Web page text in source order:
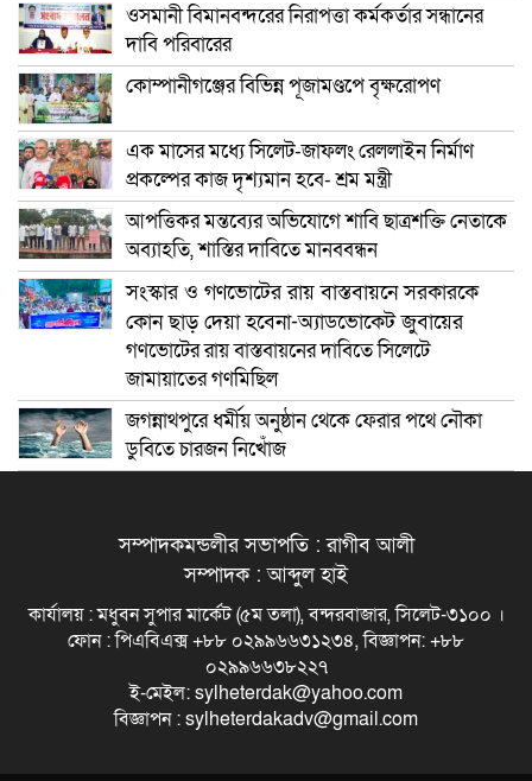
ওসমানী বিমানবন্দরের নিরাপত্তা কর্মকর্তার সন্ধানের
দাবি পরিবারের
কোম্পানীগঞ্জের বিভিন্ন পূজামণ্ডপে বৃক্ষরোপণ
এক মাসের মধ্যে সিলেট-জাফলং রেললাইন নির্মাণ
প্রকল্পের কাজ দৃশ্যমান হবে- শ্রম মন্ত্রী
আপত্তিকর মন্তব্যের অভিযোগে শাবি ছাত্রশক্তি নেতাকে
অব্যাহতি, শাস্তির দাবিতে মানববন্ধন
সংস্কার ও গণভোটের রায় বাস্তবায়নে সরকারকে
কোন ছাড় দেয়া হবেনা-অ্যাডভোকেট জুবায়ের
গণভোটের রায় বাস্তবায়নের দাবিতে সিলেটে
জামায়াতের গণমিছিল
জগন্নাথপুরে ধর্মীয় অনুষ্ঠান থেকে ফেরার পথে নৌকা
ডুবিতে চারজন নিখোঁজ
সম্পাদকমন্ডলীর সভাপতি : রাগীব আলী
সম্পাদক : আব্দুল হাই
কার্যালয় : মধুবন সুপার মার্কেট (৫ম তলা), বন্দরবাজার, সিলেট-৩১০০ ।
ফোন : পিএবিএক্স +৮৮ ০২৯৯৬৬৩১২৩৪, বিজ্ঞাপন: +৮৮
০২৯৯৬৬৩৮২২৭
ই-মেইল: sylheterdak@yahoo.com
বিজ্ঞাপন : sylheterdakadv@gmail.com